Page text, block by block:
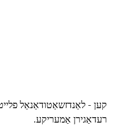
קען - לאַנדזשאַטודאַנאַל
רעדאַגירן אַמעריקע.